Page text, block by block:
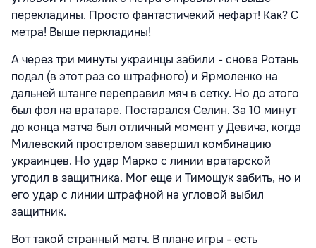
перекладины. Просто фантастичекий нефарт! Как? С
метра! Выше перкладины!
А через три минуты украинцы забили - снова Ротань
подал (в этот раз со штрафного) и Ярмоленко на
дальней штанге переправил мяч в сетку. Но до этого
был фол на вратаре. Постарался Селин. За 10 минут
до конца матча был отличный момент у Девича, когда
Милевский прострелом завершил комбинацию
украинцев. Но удар Марко с линии вратарской
угодил в защитника. Мог еще и Тимощук забить, но и
его удар с линии штрафной на угловой выбил
защитник.
Вот такой странный матч. В плане игры - есть